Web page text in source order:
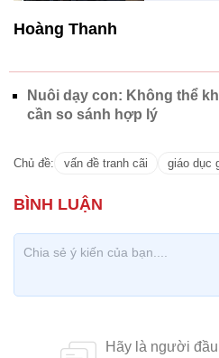
Hoàng Thanh
Nuôi dạy con: Không thể
cần so sánh hợp lý
Chủ đề: vấn đề tranh cãi giáo dục